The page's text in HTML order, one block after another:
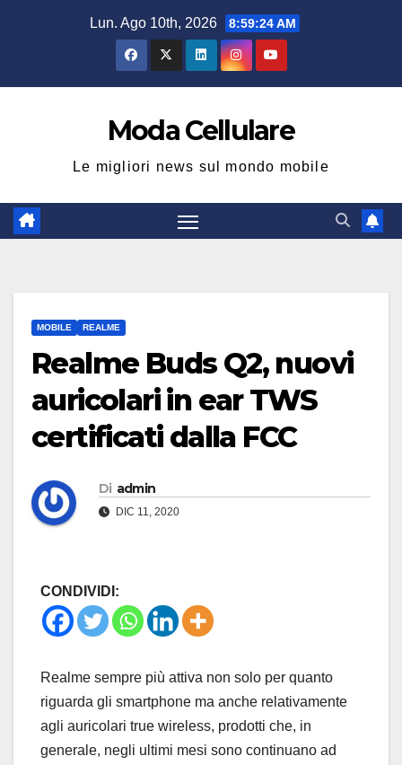
Lun. Ago 10th, 2026 8:59:25 AM
Moda Cellulare
Le migliori news sul mondo mobile
MOBILE REALME
Realme Buds Q2, nuovi
auricolari in ear TWS
certificati dalla FCC
Di admin
DIC 11, 2020
CONDIVIDI:
Realme sempre più attiva non solo per quanto
riguarda gli smartphone ma anche relativamente
agli auricolari true wireless, prodotti che, in
generale, negli ultimi mesi sono continuano ad